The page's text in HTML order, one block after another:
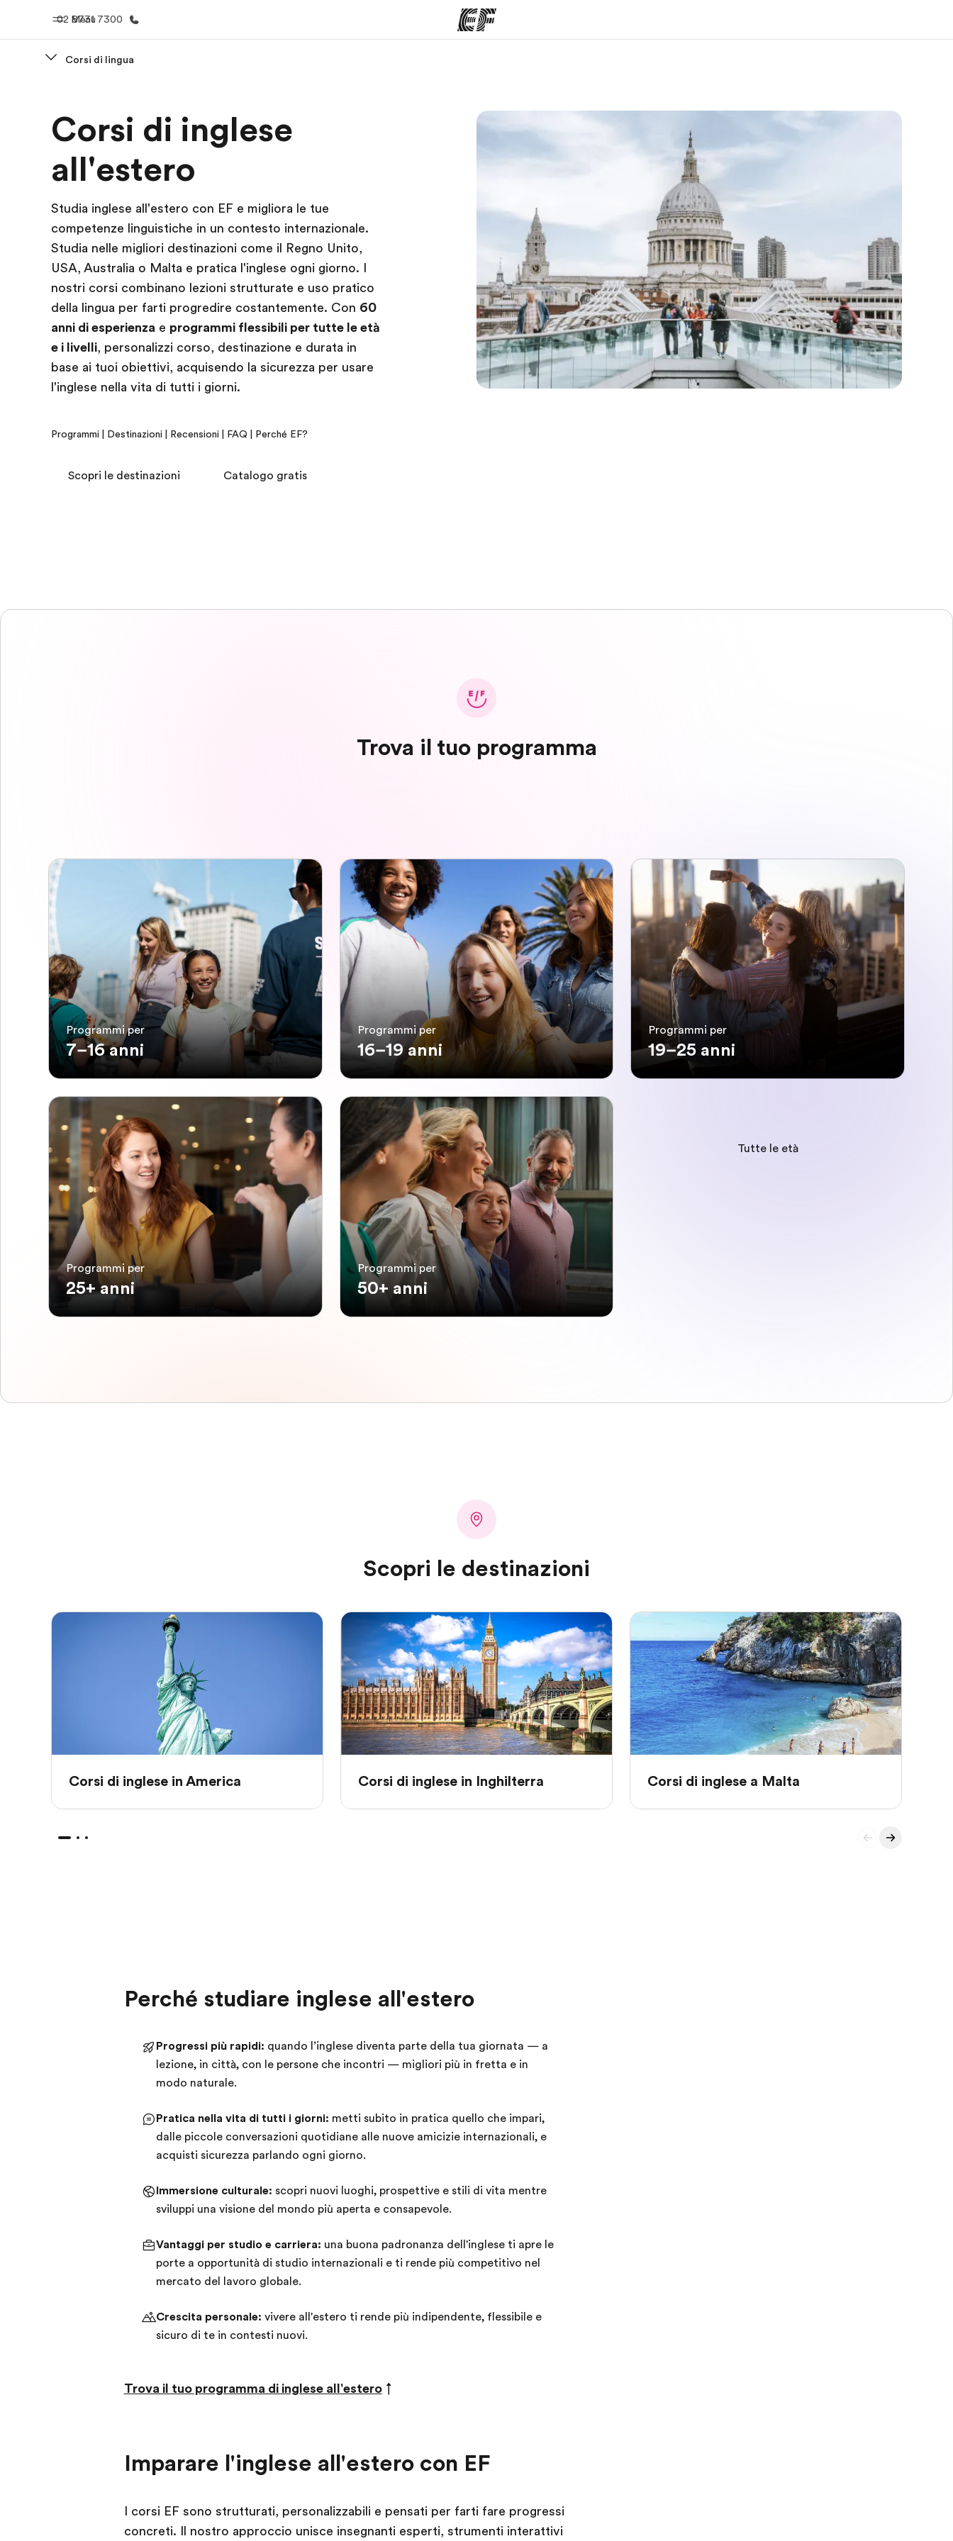
Menu
02 8731 7300
Benvenuto alla EF Vedi la nostra offerta Trova l'ufficio più vicino
Corsi di lingua
Corsi di inglese
all'estero
Studia inglese all'estero con EF e migliora le tue
competenze linguistiche in un contesto internazionale.
Studia nelle migliori destinazioni come il Regno Unito,
USA, Australia o Malta e pratica l'inglese ogni giorno. I
nostri corsi combinano lezioni strutturate e uso pratico
della lingua per farti progredire costantemente. Con 60
anni di esperienza e programmi flessibili per tutte le età
e i livelli, personalizzi corso, destinazione e durata in
base ai tuoi obiettivi, acquisendo la sicurezza per usare
l'inglese nella vita di tutti i giorni.
Programmi Destinazioni Recensioni FAQ Perché EF?
Scopri le destinazioni Catalogo gratis
Trova il tuo programma
Programmi per
7–16 anni
Programmi per
16–19 anni
Programmi per
19–25 anni
Programmi per
25+ anni
Programmi per
50+ anni
Tutte le età
Scopri le destinazioni
Corsi di inglese in America Corsi di inglese in Inghilterra Corsi di inglese a Malta
Perché studiare inglese all'estero
Progressi più rapidi: quando l’inglese diventa parte della tua giornata — a
lezione, in città, con le persone che incontri — migliori più in fretta e in
modo naturale.
Pratica nella vita di tutti i giorni: metti subito in pratica quello che impari,
dalle piccole conversazioni quotidiane alle nuove amicizie internazionali, e
acquisti sicurezza parlando ogni giorno.
Immersione culturale: scopri nuovi luoghi, prospettive e stili di vita mentre
sviluppi una visione del mondo più aperta e consapevole.
Vantaggi per studio e carriera: una buona padronanza dell'inglese ti apre le
porte a opportunità di studio internazionali e ti rende più competitivo nel
mercato del lavoro globale.
Crescita personale: vivere all'estero ti rende più indipendente, flessibile e
sicuro di te in contesti nuovi.
Trova il tuo programma di inglese all'estero↑
Imparare l'inglese all'estero con EF
I corsi EF sono strutturati, personalizzabili e pensati per farti fare progressi
concreti. Il nostro approccio unisce insegnanti esperti, strumenti interattivi